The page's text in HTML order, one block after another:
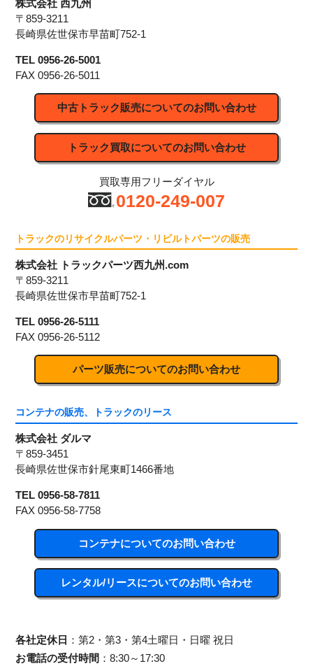
株式会社 西九州
〒859-3211
長崎県佐世保市早苗町752-1
TEL 0956-26-5001
FAX 0956-26-5011
中古トラック販売についてのお問い合わせ
トラック買取についてのお問い合わせ
買取専用フリーダイヤル
0120-249-007
トラックのリサイクルパーツ・リビルトパーツの販売
株式会社 トラックパーツ西九州.com
〒859-3211
長崎県佐世保市早苗町752-1
TEL 0956-26-5111
FAX 0956-26-5112
パーツ販売についてのお問い合わせ
コンテナの販売、トラックのリース
株式会社 ダルマ
〒859-3451
長崎県佐世保市針尾東町1466番地
TEL 0956-58-7811
FAX 0956-58-7758
コンテナについてのお問い合わせ
レンタル/リースについてのお問い合わせ
各社定休日 ：第2・第3・第4土曜日・日曜 祝日
お電話の受付時間 ：8:30～17:30